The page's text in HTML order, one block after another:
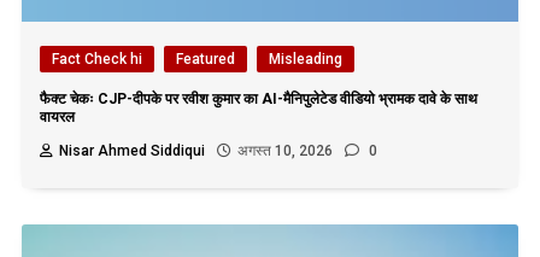
Fact Check hi Featured Misleading
फैक्ट चेकः CJP-दीपके पर रवीश कुमार का AI-मैनिपुलेटेड वीडियो भ्रामक दावे के साथ
वायरल
Nisar Ahmed Siddiqui
अगस्त 10, 2026 0